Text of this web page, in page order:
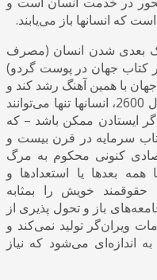
که انسانها باز می‌یابند.
تک بعدی شدن انسان (مصرف
کتاب جهان در پوست گردو)
با همین آهنگ رشد کند و
میزان تولید و مصرف برق نیز، در سال 2600، انسانها تنها می‌توانند
ایستادن ممکن باشد – که
سرمایه در قرن بیست و
کنونی محکوم به مرگ
بعدها یا استعدادها و
خویش را بمثابه
باز و تحول پذیری از
ویران‌گر تولید نمی‌کند و
می‌شود که نیاز